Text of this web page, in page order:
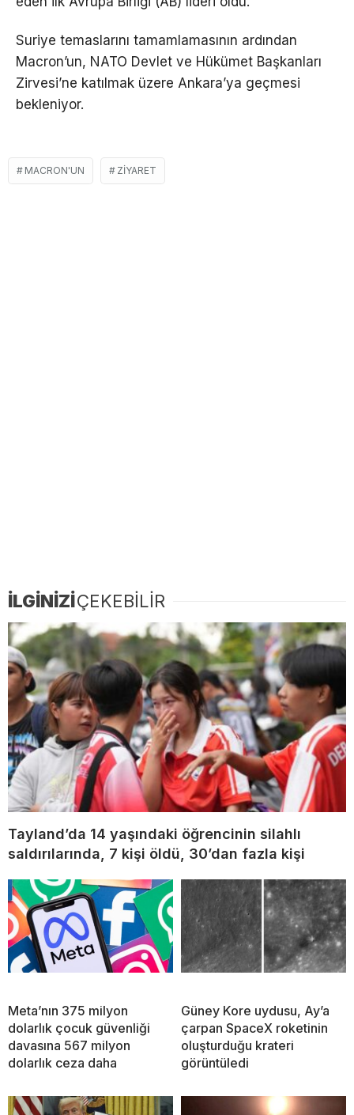
Suriye temaslarını tamamlamasının ardından
Macron’un, NATO Devlet ve Hükümet Başkanları
Zirvesi’ne katılmak üzere Ankara’ya geçmesi
bekleniyor.
MACRON'UN ZIYARET
İLGİNİZİÇEKEBİLİR
Tayland’da 14 yaşındaki öğrencinin silahlı
saldırılarında, 7 kişi öldü, 30’dan fazla kişi
Meta’nın 375 milyon
dolarlık çocuk güvenliği
davasına 567 milyon
dolarlık ceza daha
Güney Kore uydusu, Ay’a
çarpan SpaceX roketinin
oluşturduğu krateri
görüntüledi